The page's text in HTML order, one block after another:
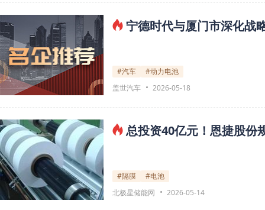
宁德时代与厦门市深化战
#汽车
#动力电池
盖世汽车
2026-05-18
总投资40亿元！恩捷股份
#隔膜
#电池
北极星储能网
2026-05-14